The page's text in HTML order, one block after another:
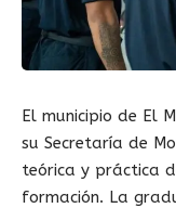
El municipio de El
su Secretaría de
teórica y práctica
formación. La